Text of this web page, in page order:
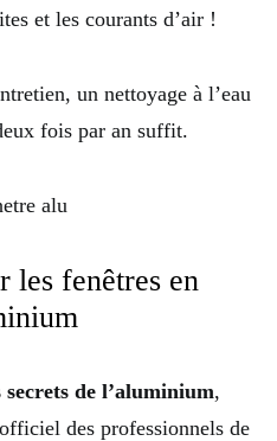
et les courants d’air !
un nettoyage à l’eau
fois par an suffit.
les fenêtres en
secrets de l’aluminium,
des professionnels de